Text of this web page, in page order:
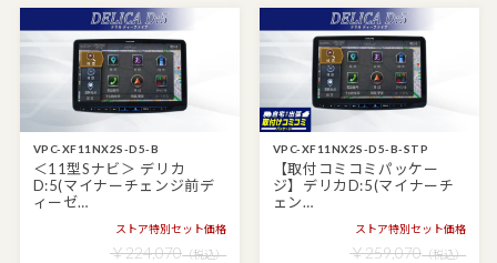
VPC-XF11NX2S-D5-B
＜11型Sナビ＞ デリカ
D:5(マイナーチェンジ前デ
ィーゼ…
ストア特別セット価格
￥224,070（税込）
VPC-XF11NX2S-D5-B-STP
【取付コミコミパッケー
ジ】デリカD:5(マイナーチ
ェン…
ストア特別セット価格
￥259,070（税込）